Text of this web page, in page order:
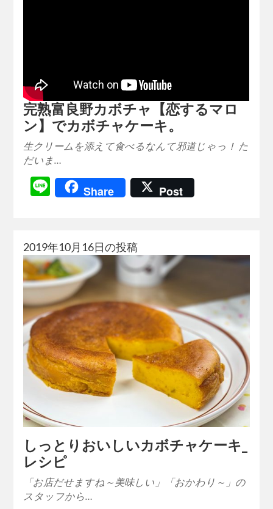
完熟富良野カボチャ【恋するマロ
ン】でカボチャケーキ。
生クリームを添えて食べるなんて邪道じゃっ！ た
だいま…
LineShare Post
2019年10月16日の投稿
しっとりおいしいカボチャケーキ_
レシピ
「お店だせますね～美味しい」「おかわり～」の
スタッフから…